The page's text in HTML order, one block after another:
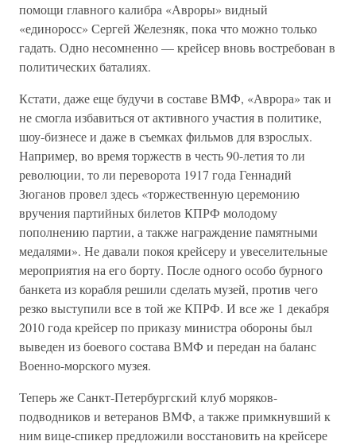
помощи главного калибра «Авроры» видный
«единоросс» Сергей Железняк, пока что можно только
гадать. Одно несомненно — крейсер вновь востребован в
политических баталиях.
Кстати, даже еще будучи в составе ВМФ, «Аврора» так и
не смогла избавиться от активного участия в политике,
шоу-бизнесе и даже в съемках фильмов для взрослых.
Например, во время торжеств в честь 90-летия то ли
революции, то ли переворота 1917 года Геннадий
Зюганов провел здесь «торжественную церемонию
вручения партийных билетов КПРФ молодому
пополнению партии, а также награждение памятными
медалями». Не давали покоя крейсеру и увеселительные
мероприятия на его борту. После одного особо бурного
банкета из корабля решили сделать музей, против чего
резко выступили все в той же КПРФ. И все же 1 декабря
2010 года крейсер по приказу министра обороны был
выведен из боевого состава ВМФ и передан на баланс
Военно-морского музея.
Теперь же Санкт-Петербургский клуб моряков-
подводников и ветеранов ВМФ, а также примкнувший к
ним вице-спикер предложили восстановить на крейсере